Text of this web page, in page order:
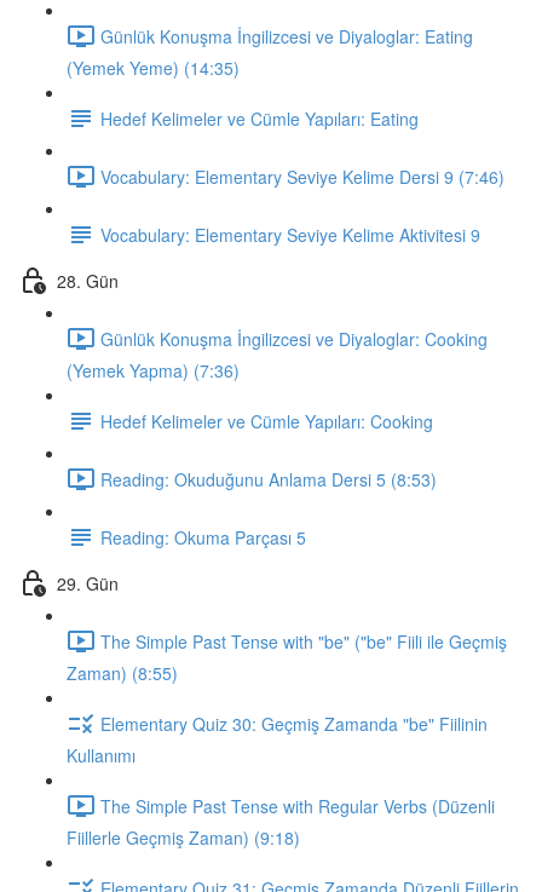
Günlük Konuşma İngilizcesi ve Diyaloglar: Eating
(Yemek Yeme) (14:35)
Hedef Kelimeler ve Cümle Yapıları: Eating
Vocabulary: Elementary Seviye Kelime Dersi 9 (7:46)
Vocabulary: Elementary Seviye Kelime Aktivitesi 9
28. Gün
Günlük Konuşma İngilizcesi ve Diyaloglar: Cooking
(Yemek Yapma) (7:36)
Hedef Kelimeler ve Cümle Yapıları: Cooking
Reading: Okuduğunu Anlama Dersi 5 (8:53)
Reading: Okuma Parçası 5
29. Gün
The Simple Past Tense with "be" ("be" Fiili ile Geçmiş
Zaman) (8:55)
Elementary Quiz 30: Geçmiş Zamanda "be" Fiilinin
Kullanımı
The Simple Past Tense with Regular Verbs (Düzenli
Fiillerle Geçmiş Zaman) (9:18)